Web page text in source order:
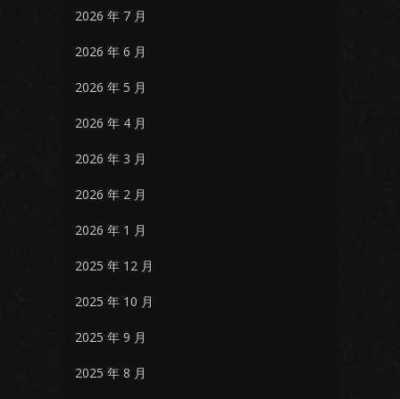
2026 年 7 月
2026 年 6 月
2026 年 5 月
2026 年 4 月
2026 年 3 月
2026 年 2 月
2026 年 1 月
2025 年 12 月
2025 年 10 月
2025 年 9 月
2025 年 8 月